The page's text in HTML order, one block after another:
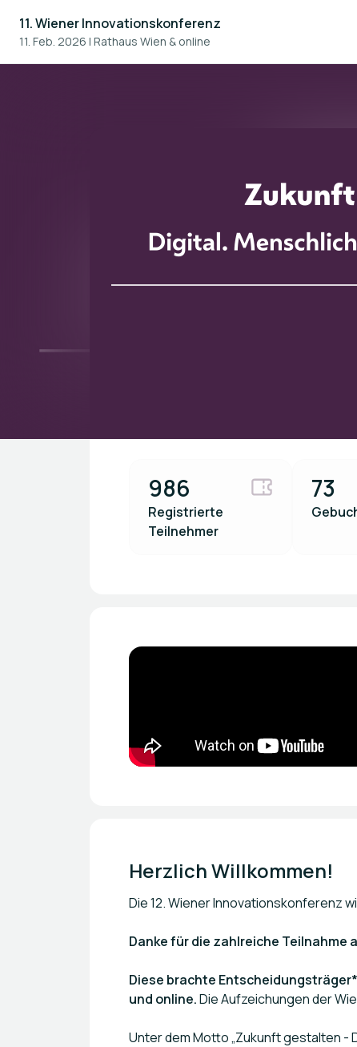
11. Wiener Innovationskonferenz
11. Feb. 2026 | Rathaus Wien & online
986
Registrierte
Teilnehmer
73
Herzlich Willkommen!
Die 12. Wiener Innovationskonferenz
Danke für die zahlreiche Teilnahme
Diese brachte
und online.Die Aufzeichungen der
Unter dem Motto „Zukunft gestalten -